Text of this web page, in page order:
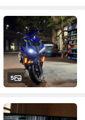
5